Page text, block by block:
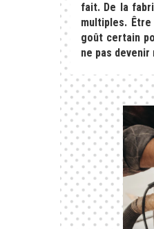
fait. De la
multiples.
goût certain
ne pas